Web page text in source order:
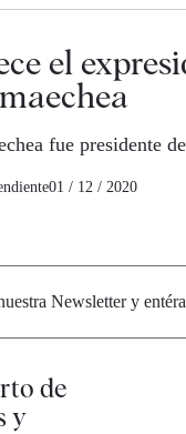
el
fue presidente
01 / 12 / 2020
Newsletter y
de
y